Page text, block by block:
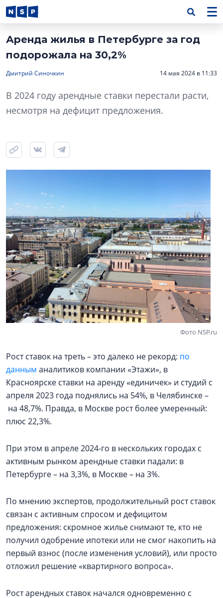
Аренда жилья в Петербурге за год
подорожала на 30,2%
Дмитрий Синочкин 14 мая 2024 в 11:33
В 2024 году арендные ставки перестали расти,
несмотря на дефицит предложения.
Фото NSP.ru
Рост ставок на треть – это далеко не рекорд: по
данным аналитиков компании «Этажи», в
Красноярске ставки на аренду «единичек» и студий с
апреля 2023 года поднялись на 54%, в Челябинске –
на 48,7%. Правда, в Москве рост более умеренный:
плюс 22,3%.
При этом в апреле 2024-го в нескольких городах с
активным рынком арендные ставки падали: в
Петербурге – на 3,3%, в Москве – на 3%.
По мнению экспертов, продолжительный рост ставок
связан с активным спросом и дефицитом
предложения: скромное жилье снимают те, кто не
получил одобрение ипотеки или не смог накопить на
первый взнос (после изменения условий), или просто
отложил решение «квартирного вопроса».
Рост арендных ставок начался одновременно с